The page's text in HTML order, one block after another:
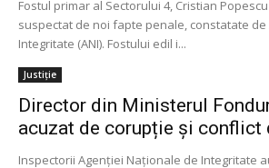
Fostul primar al Sectorului 4, Cristian
suspectat de noi fapte penale, constatate
Integritate (ANI). Fostului edil i...
Justiție
Director din Ministerul
acuzat de corupție și conflict
Inspectorii Agenţiei Naţionale de Integritate